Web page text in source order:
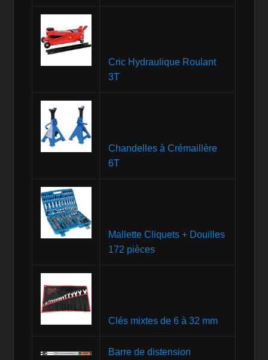
Cric Hydraulique Roulant
3T
Chandelles à Crémaillère
6T
Mallette Cliquets + Douilles
172 pièces
Clés mixtes de 6 à 32 mm
Barre de distension